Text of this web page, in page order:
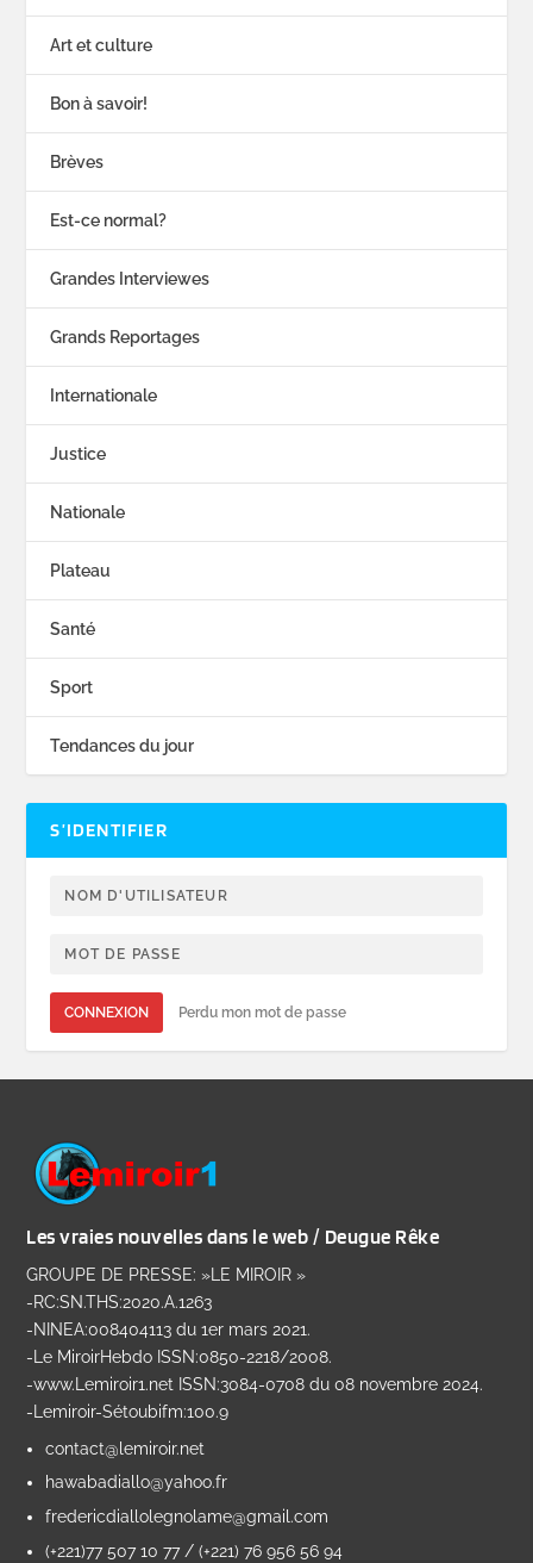
Art et culture
Bon à savoir!
Brèves
Est-ce normal?
Grandes Interviewes
Grands Reportages
Internationale
Justice
Nationale
Plateau
Santé
Sport
Tendances du jour
S’IDENTIFIER
CONNEXION Perdu mon mot de passe
Les vraies nouvelles dans le web / Deugue Rêke
GROUPE DE PRESSE: »LE MIROIR »
-RC:SN.THS:2020.A.1263
-NINEA:008404113 du 1er mars 2021.
-Le MiroirHebdo ISSN:0850-2218/2008.
-www.Lemiroir1.net ISSN:3084-0708 du 08 novembre 2024.
-Lemiroir-Sétoubifm:100.9
contact@lemiroir.net
hawabadiallo@yahoo.fr
fredericdiallolegnolame@gmail.com
(+221)77 507 10 77 / (+221) 76 956 56 94